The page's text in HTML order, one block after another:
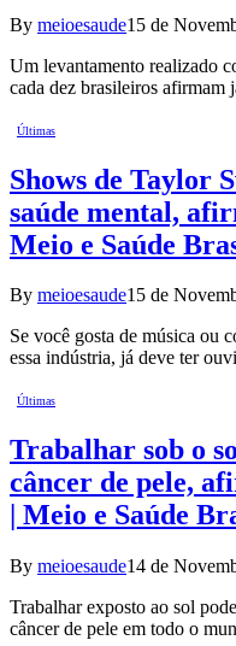
By meioesaude15 de
Um levantamento realizado
cada dez brasileiros
Últimas
Shows de Taylor
saúde mental,
Meio e Saúde
By meioesaude15 de
Se você gosta de música ou
essa indústria, já deve ter
Últimas
Trabalhar sob o
câncer de pele,
| Meio e Saúde
By meioesaude14 de
Trabalhar exposto ao sol
câncer de pele em todo o